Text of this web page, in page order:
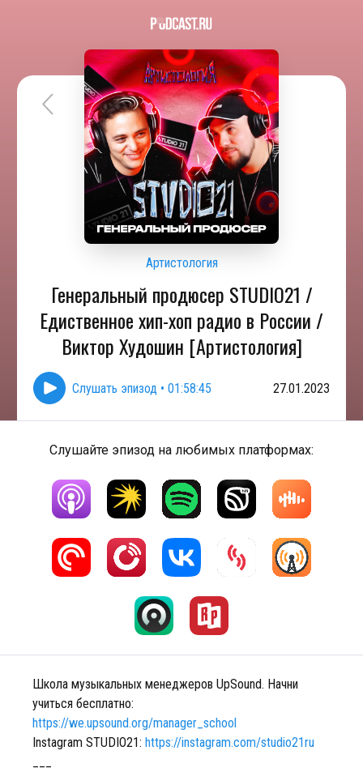
Артистология
Генеральный продюсер STUDIO21 /
Едиственное хип-хоп радио в России /
Виктор Худошин [Артистология]
Слушать эпизод • 01:58:45 27.01.2023
Слушайте эпизод на любимых платформах:
Школа музыкальных менеджеров UpSound. Начни
учиться бесплатно:
https://we.upsound.org/manager_school
Instagram STUDIO21: https://instagram.com/studio21ru